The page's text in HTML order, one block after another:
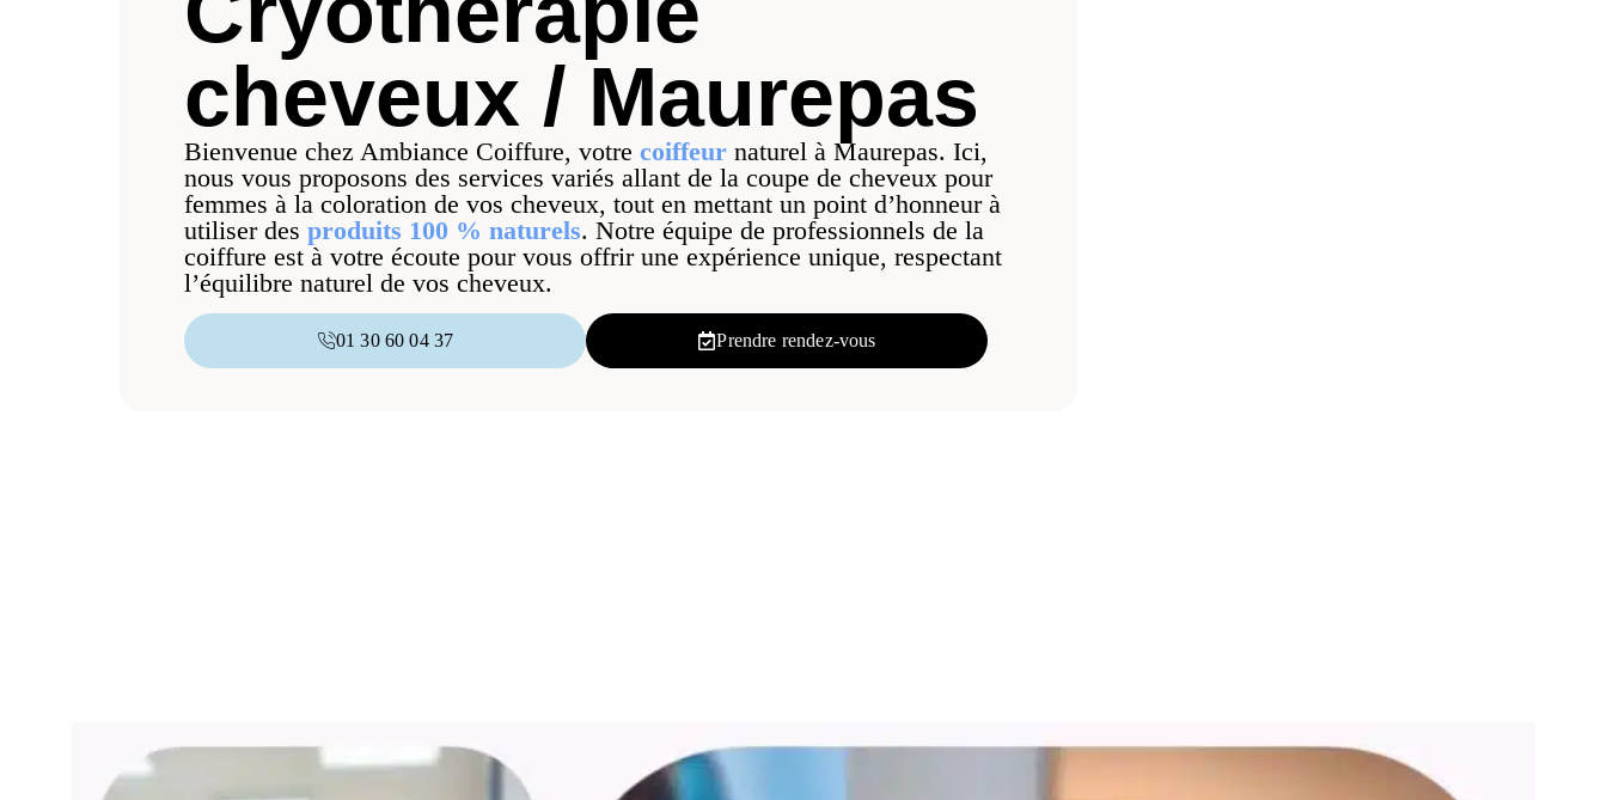
cheveux / Maurepas
Bienvenue chez Ambiance Coiffure, votre coiffeur naturel à Maurepas. Ici,
nous vous proposons des services variés allant de la coupe de cheveux pour
femmes à la coloration de vos cheveux, tout en mettant un point d’honneur à
utiliser des produits 100 % naturels. Notre équipe de professionnels de la
coiffure est à votre écoute pour vous offrir une expérience unique, respectant
l’équilibre naturel de vos cheveux.
01 30 60 04 37 Prendre rendez-vous